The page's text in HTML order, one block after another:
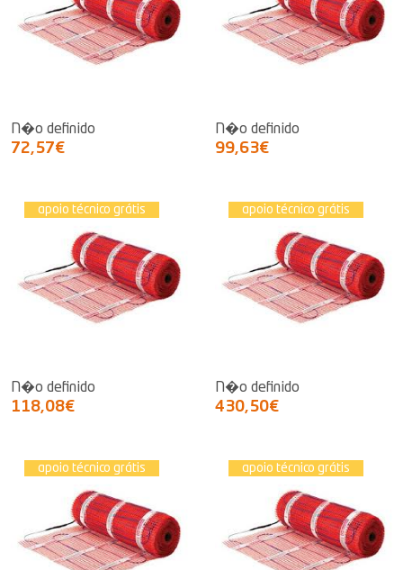
N�o definido
72,57€
N�o definido
99,63€
apoio técnico grátis
N�o definido
118,08€
apoio técnico grátis
N�o definido
430,50€
apoio técnico grátis apoio técnico grátis